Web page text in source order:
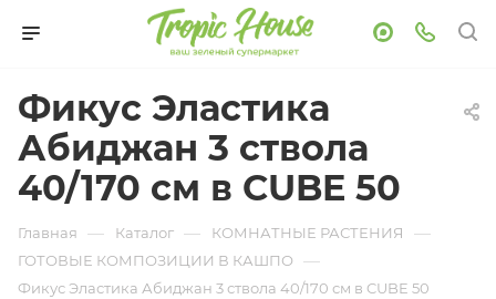
Фикус Эластика
Абиджан 3 ствола
40/170 см в CUBE 50
Главная — Каталог — КОМНАТНЫЕ РАСТЕНИЯ —
ГОТОВЫЕ КОМПОЗИЦИИ В КАШПО —
Фикус Эластика Абиджан 3 ствола 40/170 см в CUBE 50